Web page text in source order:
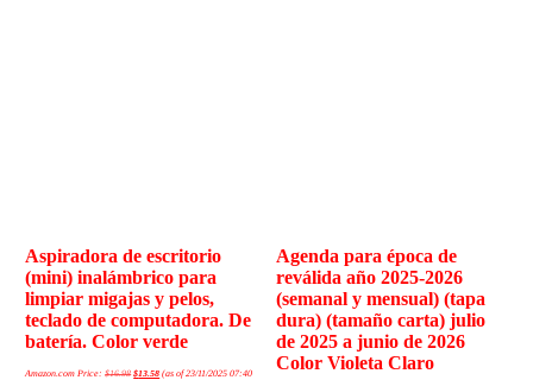
Aspiradora de escritorio
(mini) inalámbrico para
limpiar migajas y pelos,
teclado de computadora. De
batería. Color verde
Amazon.com Price:$16.98 $13.58 (as of 23/11/2025 07:40
Agenda para época de
reválida año 2025-2026
(semanal y mensual) (tapa
dura) (tamaño carta) julio
de 2025 a junio de 2026
Color Violeta Claro